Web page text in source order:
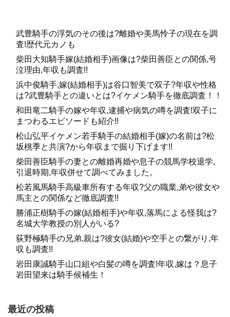
武豊騎手の浮気のその後は?離婚や美馬怜子の現在を調
査!歴代元カノも
柴田大知騎手嫁(結婚相手)画像は?柴田善臣との関係,号
泣理由,年収も調査!!
浜中俊騎手,嫁(結婚相手)は谷口智美で双子?年収や性格
は?武豊騎手との違いとは?イケメン騎手を徹底調査！！
和田竜二騎手の嫁や年収,逮捕や病気の噂を調査!双子に
まつわるエピソードも紹介!!
松山弘平イケメン若手騎手の結婚相手(嫁)の名前は?松
坂桃季と共演?から年収まで掘り下げます!!
柴田善臣騎手の妻との離婚再婚や息子の競馬学校退学,
引退時期,年収併せて調べてみました。
松若風馬騎手高級車所有する年収?父の職業,弟や彼女や
馬主との関係など徹底調査!!
勝浦正樹騎手の嫁(結婚相手)や年収,落馬による怪我は?
名城大学教授の別人がいる?
荻野極騎手の兄弟,親は?彼女(結婚)や空手との繋がり,年
収も調査!!
岩田康誠騎手山口組や白髪の噂を調査!年収,嫁は？息子
岩田望来は騎手候補生！
最近の投稿